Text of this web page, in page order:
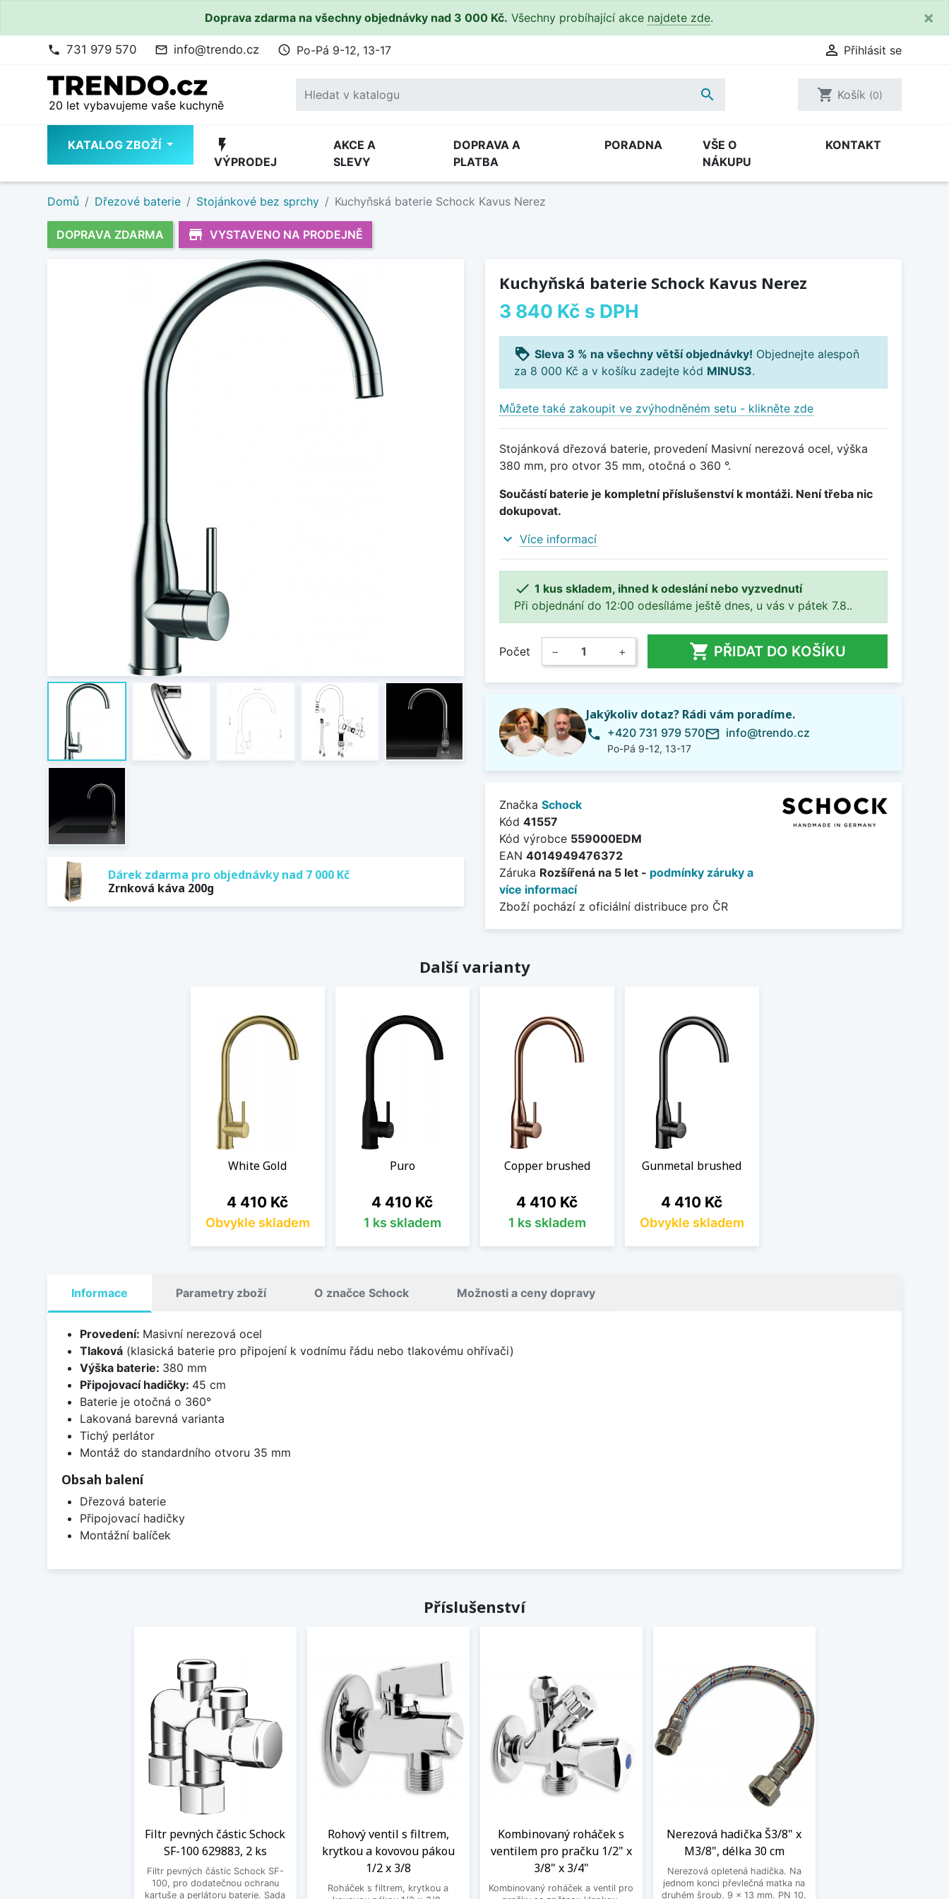
Doprava zdarma na všechny objednávky nad 3 000 Kč. Všechny probíhající akce najdete zde. ×
phone 731 979 570 mail_outline info@trendo.cz access_time Po-Pá 9-12, 13-17  Přihlásit se
20 let vybavujeme vaše kuchyně
 shopping_cart Košík (0)
KATALOG ZBOŽÍ flash_on
VÝPRODEJ
AKCE A
SLEVY
DOPRAVA A
PLATBA
PORADNA
VŠE O
NÁKUPU
KONTAKT
Domů Dřezové baterie Stojánkové bez sprchy Kuchyňská baterie Schock Kavus Nerez
DOPRAVA ZDARMA store_mall_directory VYSTAVENO NA PRODEJNĚ
Dárek zdarma pro objednávky nad 7 000 Kč
Zrnková káva 200g
Kuchyňská baterie Schock Kavus Nerez
3 840 Kč s DPH
loyalty Sleva 3 % na všechny větší objednávky! Objednejte alespoň
za 8 000 Kč a v košíku zadejte kód MINUS3.
Můžete také zakoupit ve zvýhodněném setu - klikněte zde
Stojánková dřezová baterie, provedení Masivní nerezová ocel, výška
380 mm, pro otvor 35 mm, otočná o 360 °.
Součástí baterie je kompletní příslušenství k montáži. Není třeba nic
dokupovat.
expand_more Více informací
 1 kus skladem, ihned k odeslání nebo vyzvednutí
Při objednání do 12:00 odesíláme ještě dnes, u vás v pátek 7.8..
Počet − +  PŘIDAT DO KOŠÍKU
Jakýkoliv dotaz? Rádi vám poradíme.
phone +420 731 979 570
Po-Pá 9-12, 13-17
mail_outline info@trendo.cz
Značka Schock
Kód 41557
Kód výrobce 559000EDM
EAN 4014949476372
Záruka Rozšířená na 5 let - podmínky záruky a
více informací
Zboží pochází z oficiální distribuce pro ČR
Další varianty
White Gold
Cena
4 410 Kč
Obvykle skladem
Puro
Cena
4 410 Kč
1 ks skladem
Copper brushed
Cena
4 410 Kč
1 ks skladem
Gunmetal brushed
Cena
4 410 Kč
Obvykle skladem
Informace Parametry zboží O značce Schock Možnosti a ceny dopravy
Provedení: Masivní nerezová ocel
Tlaková(klasická baterie pro připojení k vodnímu řádu nebo tlakovému ohřívači)
Výška baterie: 380 mm
Připojovací hadičky: 45 cm
Baterie je otočná o 360°
Lakovaná barevná varianta
Tichý perlátor
Montáž do standardního otvoru 35 mm
Obsah balení
Dřezová baterie
Připojovací hadičky
Montážní balíček
Příslušenství
Filtr pevných částic Schock
SF-100 629883, 2 ks
Filtr pevných částic Schock SF-
100, pro dodatečnou ochranu
kartuše a perlátoru baterie. Sada
Rohový ventil s filtrem,
krytkou a kovovou pákou
1/2 x 3/8
Roháček s filtrem, krytkou a
Kombinovaný roháček s
ventilem pro pračku 1/2" x
3/8" x 3/4"
Kombinovaný roháček a ventil pro
Nerezová hadička Š3/8" x
M3/8", délka 30 cm
Nerezová opletená hadička. Na
jednom konci převlečná matka na
druhém šroub. 9 x 13 mm. PN 10.